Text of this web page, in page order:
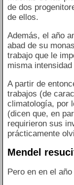
de dos
de ellos.
Además, el año
abad de su
trabajo que le
misma
A partir de
trabajos (de
climatología, por
(dicen que, en
requirieron sus
prácticamente
Mendel
Pero en en el